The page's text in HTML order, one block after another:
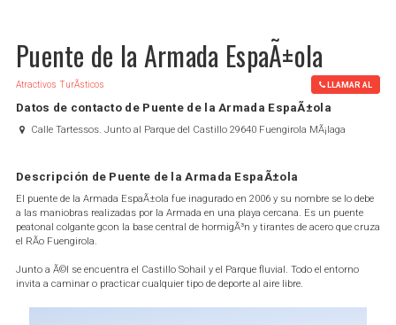
Puente de la Armada EspaÃ±ola
Atractivos TurÃ­sticos LLAMAR AL
Datos de contacto de Puente de la Armada EspaÃ±ola
Calle Tartessos. Junto al Parque del Castillo 29640 Fuengirola MÃ¡laga
Descripción de Puente de la Armada EspaÃ±ola
El puente de la Armada EspaÃ±ola fue inagurado en 2006 y su nombre se lo debe
a las maniobras realizadas por la Armada en una playa cercana. Es un puente
peatonal colgante gcon la base central de hormigÃ³n y tirantes de acero que cruza
el RÃ­o Fuengirola.
Junto a Ã©l se encuentra el Castillo Sohail y el Parque fluvial. Todo el entorno
invita a caminar o practicar cualquier tipo de deporte al aire libre.